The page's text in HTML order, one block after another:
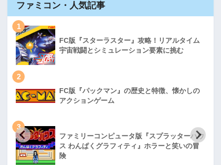
ファミコン・人気記事
1
FC版『スターラスター』攻略！リアルタイム
宇宙戦闘とシミュレーション要素に挑む
2
FC版『パックマン』の歴史と特徴、懐かしの
アクションゲーム
3
ファミリーコンピュータ版『スプラッターハウ
ス わんぱくグラフィティ』ホラーと笑いの冒
険